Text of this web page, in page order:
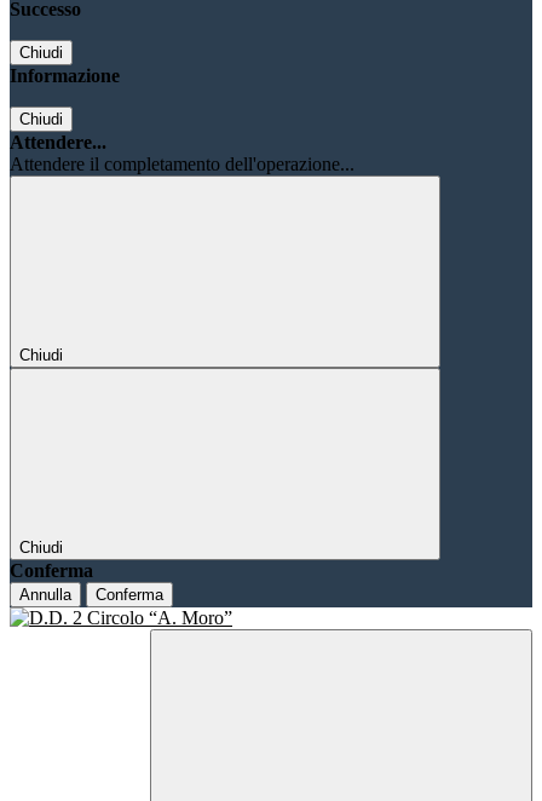
Successo
Chiudi
Informazione
Chiudi
Attendere...
Attendere il completamento dell'operazione...
Chiudi
Chiudi
Conferma
Annulla Conferma